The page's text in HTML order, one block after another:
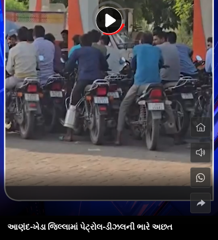
આણંદ-ખેડા જિલ્લામાં પેટ્રોલ-ડીઝલની ભારે અછત